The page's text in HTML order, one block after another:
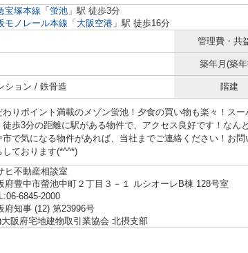
宝塚本線 「 蛍池 」駅 徒歩3分
モノレール本線 「 大阪空港 」駅 徒歩16分
管理費・共
築年月(築
ション / 鉄骨造 階建
わりポイント満載のメゾン蛍池！夕食の買い物も楽々！ス
徒歩3分の距離に駅がある物件で、アクセス良好です！なん
市で気になる物件があれば、当社までご連絡ください！お
しております(*^^*)
ヒ不動産相談室
府豊中市螢池中町２丁目３－１ ルシオーレB棟 128号室
6845-2000
府知事 (12) 第23996号
大阪府宅地建物取引業協会 北摂支部